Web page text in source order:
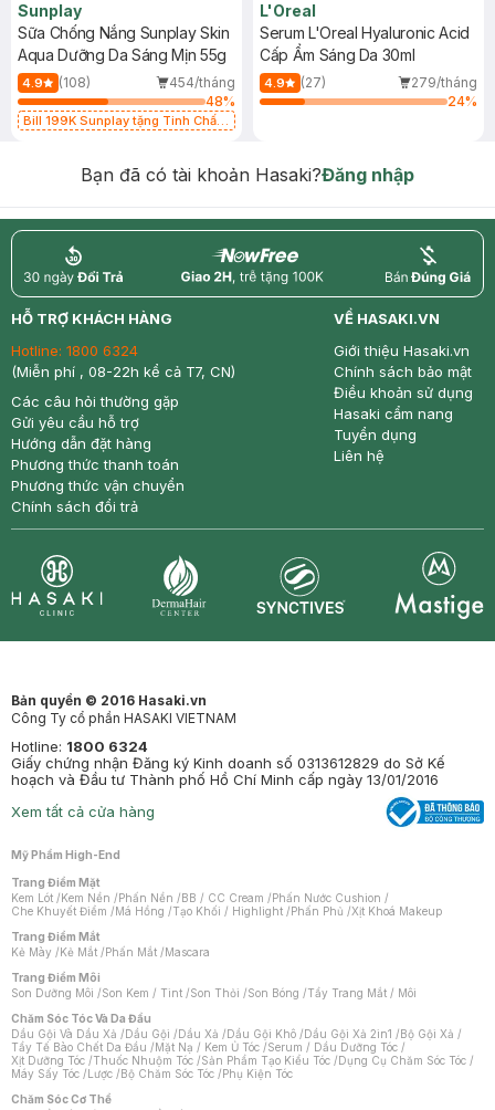
Sunplay
Sữa Chống Nắng Sunplay Skin
Aqua Dưỡng Da Sáng Mịn 55g
4.9 (108)
454/tháng
48%
Bill 199K Sunplay tặng Tinh Chất
L'Oreal
Serum L'Oreal Hyaluronic Acid
Cấp Ẩm Sáng Da 30ml
4.9 (27)
279/tháng
24%
Bạn đã có tài khoản Hasaki?Đăng nhập
return nowfree price
HỖ TRỢ KHÁCH HÀNG
Hotline: 1800 6324
(Miễn phí , 08-22h kể cả T7, CN)
Các câu hỏi thường gặp
Gửi yêu cầu hỗ trợ
Hướng dẫn đặt hàng
Phương thức thanh toán
Phương thức vận chuyển
Chính sách đổi trả
VỀ HASAKI.VN
Giới thiệu Hasaki.vn
Chính sách bảo mật
Điều khoản sử dụng
Hasaki cẩm nang
Tuyển dụng
Liên hệ
Bản quyền © 2016 Hasaki.vn
Công Ty cổ phần HASAKI VIETNAM
Hotline: 1800 6324
Giấy chứng nhận Đăng ký Kinh doanh số 0313612829 do Sở Kế
hoạch và Đầu tư Thành phố Hồ Chí Minh cấp ngày 13/01/2016
Xem tất cả cửa hàng
Mỹ Phẩm High-End
Trang Điểm Mặt
Kem Lót /Kem Nền /Phấn Nền /BB / CC Cream /Phấn Nước Cushion /
Che Khuyết Điểm /Má Hồng /Tạo Khối / Highlight /Phấn Phủ /Xịt Khoá Makeup
Trang Điểm Mắt
Kẻ Mày /Kẻ Mắt /Phấn Mắt /Mascara
Trang Điểm Môi
Son Dưỡng Môi /Son Kem / Tint /Son Thỏi /Son Bóng /Tẩy Trang Mắt / Môi
Chăm Sóc Tóc Và Da Đầu
Dầu Gội Và Dầu Xả /Dầu Gội /Dầu Xả /Dầu Gội Khô /Dầu Gội Xả 2in1 /Bộ Gội Xả /
Tẩy Tế Bào Chết Da Đầu /Mặt Nạ / Kem Ủ Tóc /Serum / Dầu Dưỡng Tóc /
Xịt Dưỡng Tóc /Thuốc Nhuộm Tóc /Sản Phẩm Tạo Kiểu Tóc /Dụng Cụ Chăm Sóc Tóc /
Máy Sấy Tóc /Lược /Bộ Chăm Sóc Tóc /Phụ Kiện Tóc
Chăm Sóc Cơ Thể